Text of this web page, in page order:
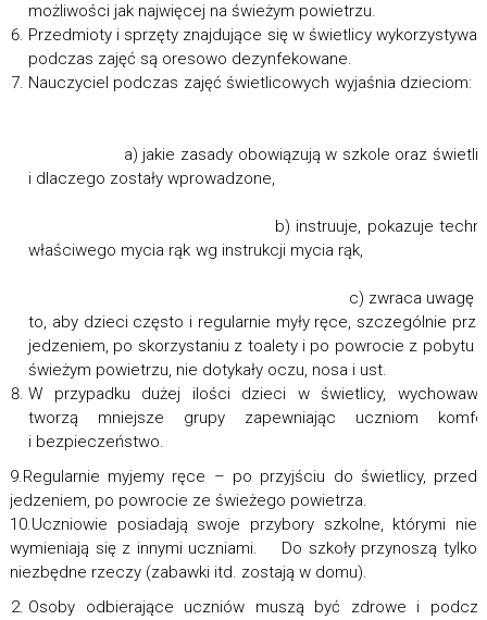
możliwości jak najwięcej na świeżym powietrzu.
Przedmioty i sprzęty znajdujące się w świetlicy
podczas zajęć są oresowo dezynfekowane.
Nauczyciel podczas zajęć świetlicowych wyjaśnia
a) jakie zasady obowiązują w szkole oraz
i dlaczego zostały
b) instruuje, pokazuje
właściwego mycia rąk wg instrukcji mycia
c) zwraca uwagę
to, aby dzieci często i regularnie myły ręce, szczególnie
jedzeniem, po skorzystaniu z toalety i po powrocie z pobytu
świeżym powietrzu, nie dotykały oczu, nosa i ust.
W przypadku dużej ilości dzieci w świetlicy,
tworzą mniejsze grupy zapewniając uczniom
i bezpieczeństwo.
9.Regularnie myjemy ręce – po przyjściu do świetlicy, przed
jedzeniem, po powrocie ze świeżego powietrza.
10.Uczniowie posiadają swoje przybory szkolne, którymi nie
wymieniają się z innymi uczniami. Do szkoły przynoszą tylko
niezbędne rzeczy (zabawki itd. zostają w domu).
Osoby odbierające uczniów muszą być zdrowe i